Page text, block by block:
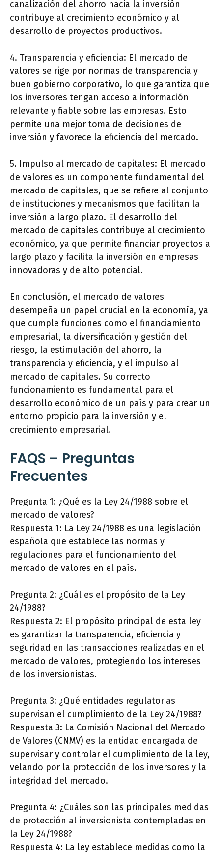
canalización del ahorro hacia la inversión
contribuye al crecimiento económico y al
desarrollo de proyectos productivos.
4. Transparencia y eficiencia: El mercado de
valores se rige por normas de transparencia y
buen gobierno corporativo, lo que garantiza que
los inversores tengan acceso a información
relevante y fiable sobre las empresas. Esto
permite una mejor toma de decisiones de
inversión y favorece la eficiencia del mercado.
5. Impulso al mercado de capitales: El mercado
de valores es un componente fundamental del
mercado de capitales, que se refiere al conjunto
de instituciones y mecanismos que facilitan la
inversión a largo plazo. El desarrollo del
mercado de capitales contribuye al crecimiento
económico, ya que permite financiar proyectos a
largo plazo y facilita la inversión en empresas
innovadoras y de alto potencial.
En conclusión, el mercado de valores
desempeña un papel crucial en la economía, ya
que cumple funciones como el financiamiento
empresarial, la diversificación y gestión del
riesgo, la estimulación del ahorro, la
transparencia y eficiencia, y el impulso al
mercado de capitales. Su correcto
funcionamiento es fundamental para el
desarrollo económico de un país y para crear un
entorno propicio para la inversión y el
crecimiento empresarial.
FAQS – Preguntas
Frecuentes
Pregunta 1: ¿Qué es la Ley 24/1988 sobre el
mercado de valores?
Respuesta 1: La Ley 24/1988 es una legislación
española que establece las normas y
regulaciones para el funcionamiento del
mercado de valores en el país.
Pregunta 2: ¿Cuál es el propósito de la Ley
24/1988?
Respuesta 2: El propósito principal de esta ley
es garantizar la transparencia, eficiencia y
seguridad en las transacciones realizadas en el
mercado de valores, protegiendo los intereses
de los inversionistas.
Pregunta 3: ¿Qué entidades regulatorias
supervisan el cumplimiento de la Ley 24/1988?
Respuesta 3: La Comisión Nacional del Mercado
de Valores (CNMV) es la entidad encargada de
supervisar y controlar el cumplimiento de la ley,
velando por la protección de los inversores y la
integridad del mercado.
Pregunta 4: ¿Cuáles son las principales medidas
de protección al inversionista contempladas en
la Ley 24/1988?
Respuesta 4: La ley establece medidas como la